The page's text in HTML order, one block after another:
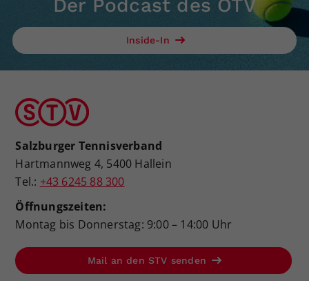
Der Podcast des ÖTV
Inside-In
Salzburger Tennisverband
Hartmannweg 4, 5400 Hallein
Tel.: +43 6245 88 300
Öffnungszeiten:
Montag bis Donnerstag: 9:00 – 14:00 Uhr
Mail an den STV senden
Dieser Wert speichert Ihre Consent-
zufällig generierte ID, für die